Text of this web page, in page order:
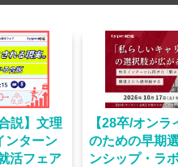
説】文理
ンターン
活フェア
【28卒/オン
のための早期
ンシップ・ラ